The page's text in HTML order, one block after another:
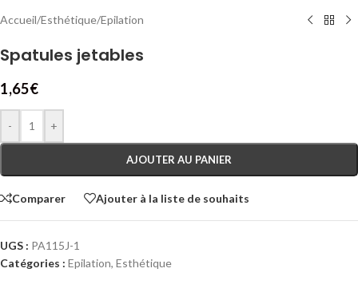
Accueil/Esthétique/Epilation
Spatules jetables
1,65€
- +
AJOUTER AU PANIER
Comparer Ajouter à la liste de souhaits
UGS : PA115J-1
Catégories : Epilation, Esthétique